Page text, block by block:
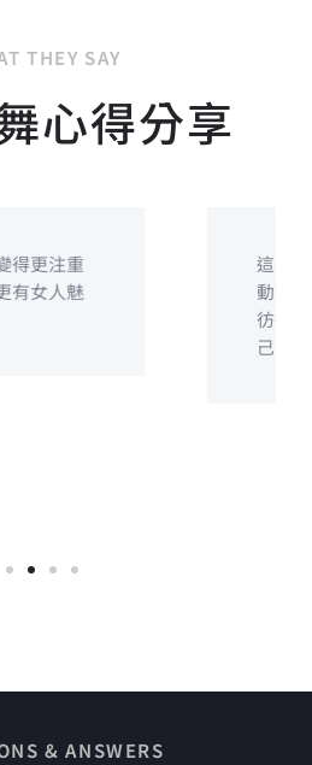
THEY SAY
心得分享
迷的運動，身體的律
及節奏，每次上課都
& ANSWERS